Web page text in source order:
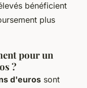
bénéficient
plus
pour un
?
d'euros sont